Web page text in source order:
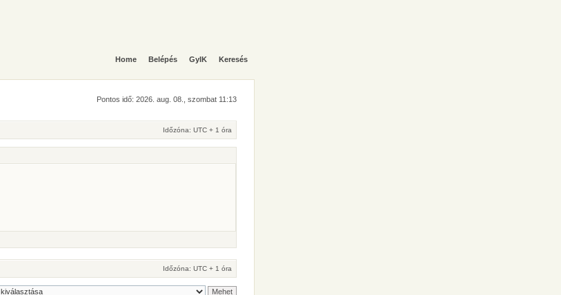
Home Belépés GyIK Keresés
Pontos idő: 2026. aug. 08., szombat 11:13
Időzóna: UTC + 1 óra
Időzóna: UTC + 1 óra